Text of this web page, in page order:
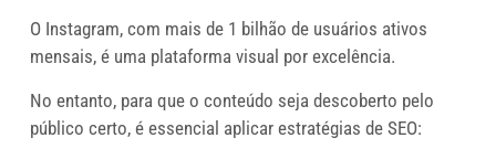
O Instagram, com mais de 1 bilhão de usuários ativos
mensais, é uma plataforma visual por excelência.
No entanto, para que o conteúdo seja descoberto pelo
público certo, é essencial aplicar estratégias de SEO: